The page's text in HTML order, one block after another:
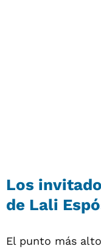
Los
de Lali
El punto más